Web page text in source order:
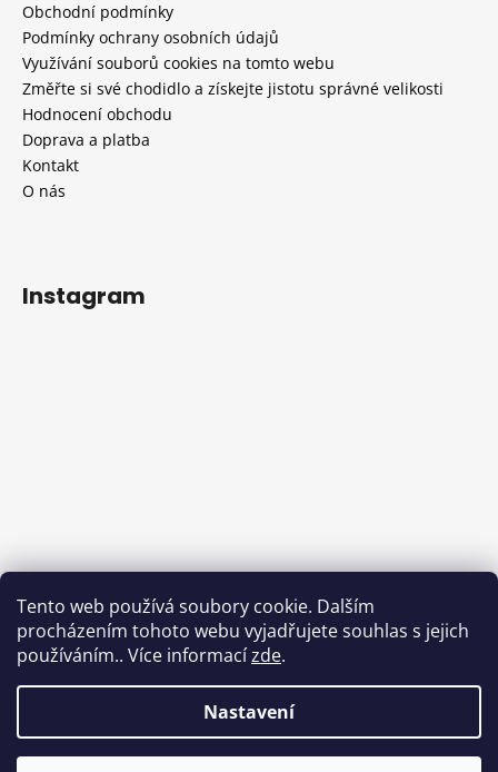
Tento web používá soubory cookie. Dalším
procházením tohoto webu vyjadřujete souhlas s jejich
používáním.. Více informacízde.
Nastavení
Obchodní podmínky
Podmínky ochrany osobních údajů
Využívání souborů cookies na tomto webu
Změřte si své chodidlo a získejte jistotu správné velikosti
Hodnocení obchodu
Doprava a platba
Kontakt
O nás
Instagram
Facebook